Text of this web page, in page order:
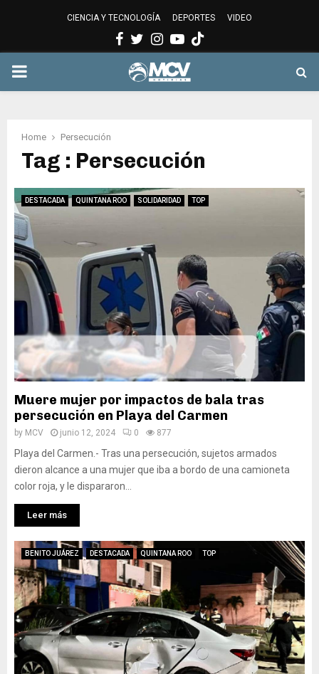
CIENCIA Y TECNOLOGÍA DEPORTES VIDEO
Facebook
Twitter
Instagram
Youtube
PRIMARY
Home Persecución
Tag : Persecución
DESTACADA QUINTANA ROO SOLIDARIDAD TOP
Muere mujer por impactos de bala tras
persecución en Playa del Carmen
by MCV junio 12, 2024 0 877
Playa del Carmen.- Tras una persecución, sujetos armados
dieron alcance a una mujer que iba a bordo de una camioneta
color roja, y le dispararon...
Leer más
BENITO JUÁREZ DESTACADA QUINTANA ROO TOP